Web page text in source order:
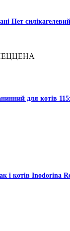
Пет
для котів
і котів Inodorina